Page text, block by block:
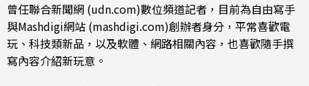
曾任聯合新聞網 (udn.com)數位頻道記者，目前為自由寫手
與Mashdigi網站 (mashdigi.com)創辦者身分，平常喜歡電
玩、科技類新品，以及軟體、網路相關內容，也喜歡隨手撰
寫內容介紹新玩意。